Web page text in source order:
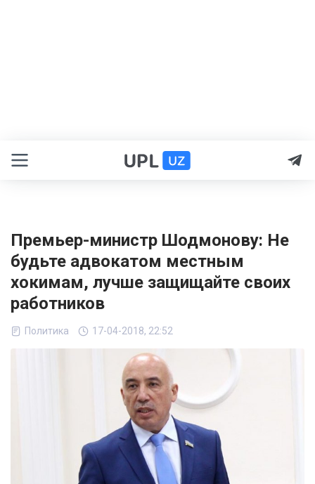
Премьер-министр Шодмонову: Не
будьте адвокатом местным
хокимам, лучше защищайте своих
работников
Политика 17-04-2018, 22:52